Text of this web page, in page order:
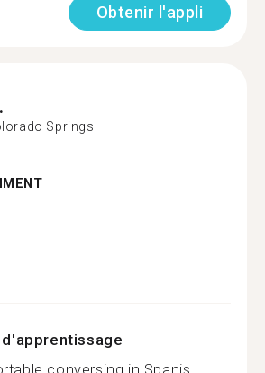
Obtenir l'appli
Springs